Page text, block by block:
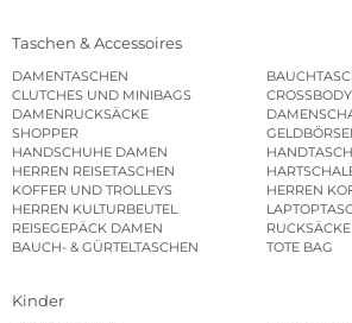
Taschen & Accessoires
DAMENTASCHEN
CLUTCHES UND MINIBAGS
DAMENRUCKSÄCKE
SHOPPER
HANDSCHUHE DAMEN
HERREN REISETASCHEN
KOFFER UND TROLLEYS
HERREN
HERREN KULTURBEUTEL
REISEGEPÄCK DAMEN
BAUCH- & GÜRTELTASCHEN
TOTE BAG
Kinder